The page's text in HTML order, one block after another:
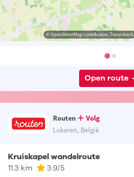
© OpenStreetMap contributors, Tracestrack
Open route
Routen
Volg
Lokeren, België
Kruiskapel wandelroute
11.3 km 3.9/5